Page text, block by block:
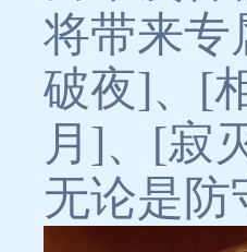
将带来
破夜]、[
月]、[寂
无论是防